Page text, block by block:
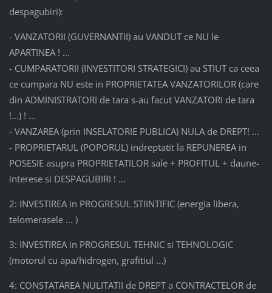
despagubiri):
- VANZATORII (GUVERNANTII) au VANDUT ce NU le
APARTINEA ! ...
- CUMPARATORII (INVESTITORI STRATEGICI) au STIUT ca ceea
ce cumpara NU este in PROPRIETATEA VANZATORILOR (care
din ADMINISTRATORI de tara s-au facut VANZATORI de tara
!...) ! ...
- VANZAREA (prin INSELATORIE PUBLICA) NULA de DREPT! ...
- PROPRIETARUL (POPORUL) indreptatit la REPUNEREA in
POSESIE asupra PROPRIETATILOR sale + PROFITUL + daune-
interese si DESPAGUBIRI ! ...
2: INVESTIREA in PROGRESUL STIINTIFIC (energia libera,
telomerasele ... )
3: INVESTIREA in PROGRESUL TEHNIC si TEHNOLOGIC
(motorul cu apa/hidrogen, grafitiul ...)
4: CONSTATAREA NULITATII de DREPT a CONTRACTELOR de